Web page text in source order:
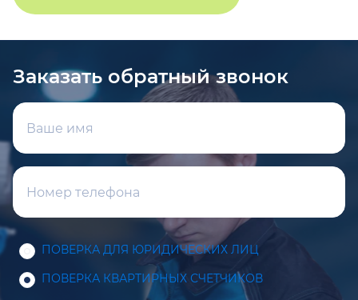
Заказать обратный звонок
ПОВЕРКА ДЛЯ ЮРИДИЧЕСКИХ ЛИЦ
ПОВЕРКА КВАРТИРНЫХ СЧЕТЧИКОВ